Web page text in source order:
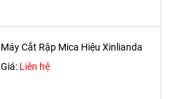
Máy Cắt Rập Mica Hiệu Xinlianda
Giá: Liên hệ